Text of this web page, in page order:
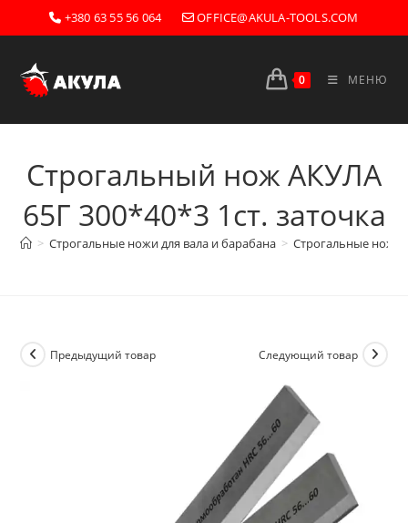
Перейти
к
+380 63 55 56 064 OFFICE@AKULA-TOOLS.COM
0 МЕНЮ
Строгальный нож АКУЛА
65Г 300*40*3 1ст. заточка
> Строгальные ножи для вала и барабана > Строгальные ножи
Предыдущий товар Следующий товар